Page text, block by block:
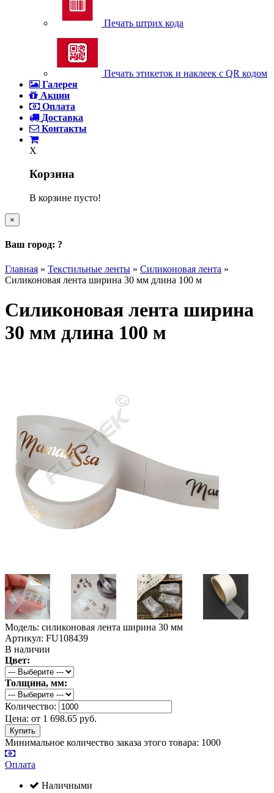
Печать штрих кода
Печать этикеток и наклеек с QR кодом
Галерея
Акции
Оплата
Доставка
Контакты
X
Корзина
В корзине пусто!
×
Ваш город: ?
Главная » Текстильные ленты » Силиконовая лента »
Силиконовая лента ширина 30 мм длина 100 м
Силиконовая лента ширина
30 мм длина 100 м
Модель: силиконовая лента ширина 30 мм
Артикул: FU108439
В наличии
Цвет:
Толщина, мм:
Количество:
Цена: от 1 698.65 руб.
Минимальное количество заказа этого товара: 1000
Оплата
Наличными